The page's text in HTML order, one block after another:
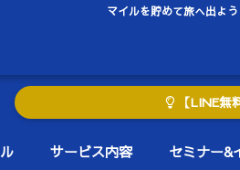
マイルを貯めて旅へ出よ
【LINE無
サービス内容 セミナー&